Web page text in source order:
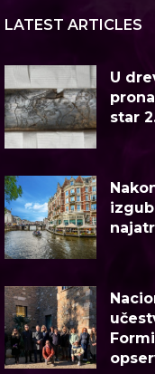
LATEST ARTICLES
U
star